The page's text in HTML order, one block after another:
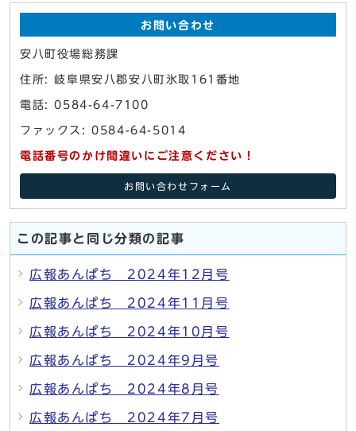
お問い合わせ
安八町役場総務課
住所: 岐阜県安八郡安八町氷取161番地
電話: 0584-64-7100
ファックス: 0584-64-5014
電話番号のかけ間違いにご注意ください！
お問い合わせフォーム
この記事と同じ分類の記事
広報あんぱち 2024年12月号
広報あんぱち 2024年11月号
広報あんぱち 2024年10月号
広報あんぱち 2024年9月号
広報あんぱち 2024年8月号
広報あんぱち 2024年7月号